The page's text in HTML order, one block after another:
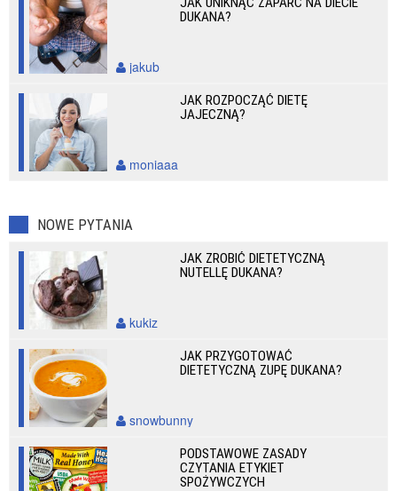
DUKANA?
jakub
JAK ROZPOCZĄĆ DIETĘ
JAJECZNĄ?
moniaaa
NOWE PYTANIA
JAK ZROBIĆ DIETETYCZNĄ
NUTELLĘ DUKANA?
kukiz
JAK PRZYGOTOWAĆ
DIETETYCZNĄ ZUPĘ DUKANA?
snowbunny
PODSTAWOWE ZASADY
CZYTANIA ETYKIET
SPOŻYWCZYCH